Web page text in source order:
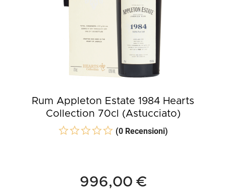
Rum Appleton Estate 1984 Hearts
Collection 70cl (Astucciato)
(0 Recensioni)
996,00 €